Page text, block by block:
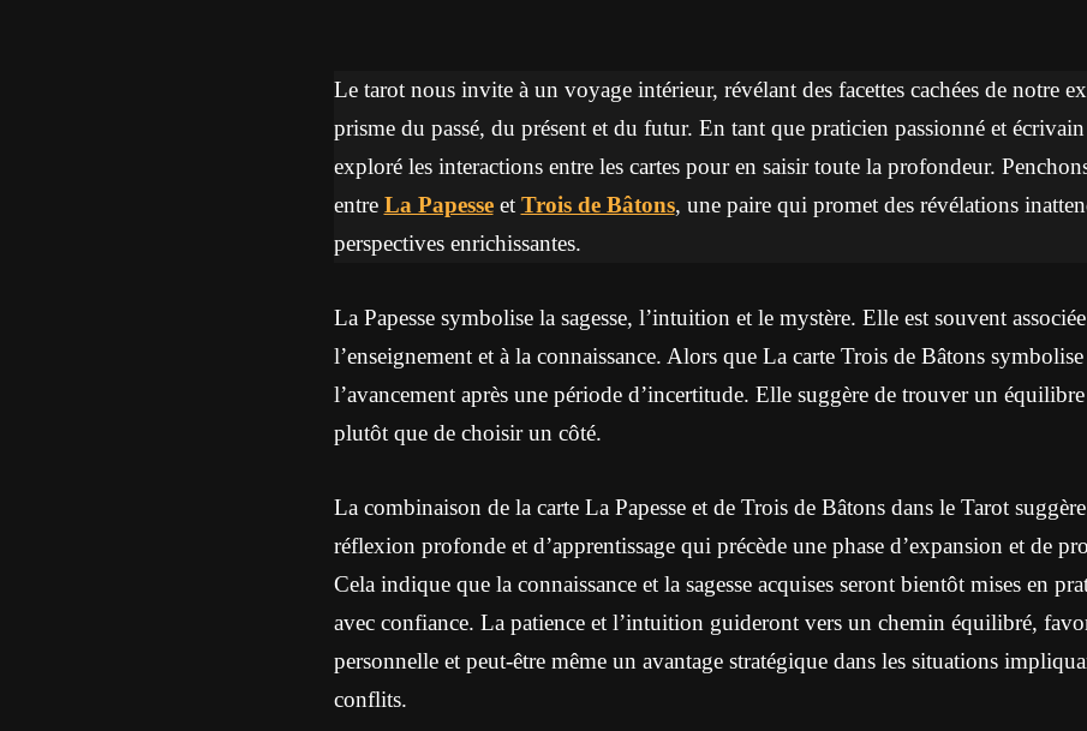
Le tarot nous invite à un voyage intérieur, révélant des facettes cachées de notre
prisme du passé, du présent et du futur. En tant que praticien passionné et
exploré les interactions entre les cartes pour en saisir toute la profondeur.
entre La Papesseet Trois de Bâtons, une paire qui promet des révélations
perspectives enrichissantes.
La Papesse symbolise la sagesse, l’intuition et le mystère. Elle est souvent
l’enseignement et à la connaissance. Alors que La carte Trois de Bâtons
l’avancement après une période d’incertitude. Elle suggère de trouver un
plutôt que de choisir un côté.
La combinaison de la carte La Papesse et de Trois de Bâtons dans le Tarot
réflexion profonde et d’apprentissage qui précède une phase d’expansion et de
Cela indique que la connaissance et la sagesse acquises seront bientôt mises en
avec confiance. La patience et l’intuition guideront vers un chemin équilibré,
personnelle et peut-être même un avantage stratégique dans les situations
conflits.